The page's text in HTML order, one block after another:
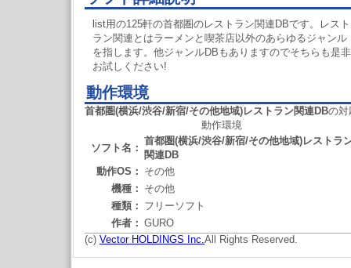
list用の125軒の首都圏のレストラン関連DBです。レスト
ラン関連とはラーメンと喫茶店以外のあらゆるジャンル
を指します。他ジャンルDBもありますのでそちらも是非
お試しください!
動作環境
首都圏(横浜/渋谷/新宿/その他地域)レストラン関連DBの対
動作環境
ソフト名：
首都圏(横浜/渋谷/新宿/その他地域)レストラ
関連DB
動作OS： その他
機種： その他
種類： フリーソフト
作者： GURO
(c) Vector HOLDINGS Inc.All Rights Reserved.